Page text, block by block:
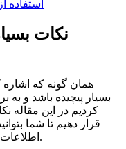
نکات
همان گونه که
بسیار پیچیده باشد و به
کردیم در این مقاله
قرار دهیم تا شما
اطلاعات بیشتری را کسب کنید. با ما همراه باشید.